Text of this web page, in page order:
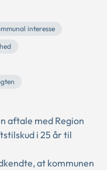
interesse
aftale med Region
i 25 år til
at kommunen